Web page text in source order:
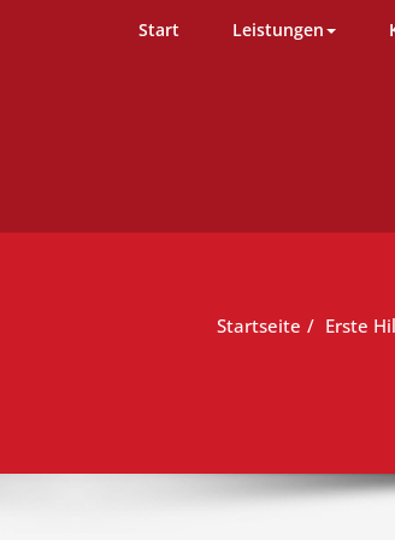
Hilfe Kurs
Start Leistungen
Startseite Erste